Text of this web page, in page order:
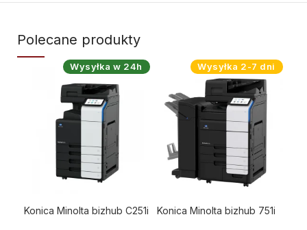
Polecane produkty
Wysyłka w 24h
Konica Minolta bizhub C251i
Wysyłka 2-7 dni
Konica Minolta bizhub 751i